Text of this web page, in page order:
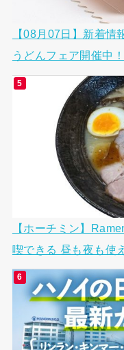
【08月07日】新着
うどんフェア開催中
【ホーチミン】
喫できる 昼も夜も使